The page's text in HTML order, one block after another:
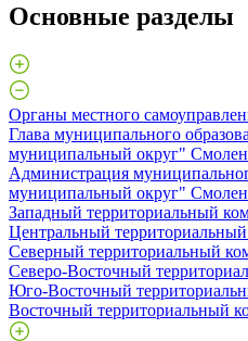
Основные разделы
Органы местного
Глава муниципального
муниципальный округ"
Администрация
муниципальный округ"
Западный территориальный
Центральный
Северный территориальный
Северо-Восточный
Юго-Восточный
Восточный территориальный